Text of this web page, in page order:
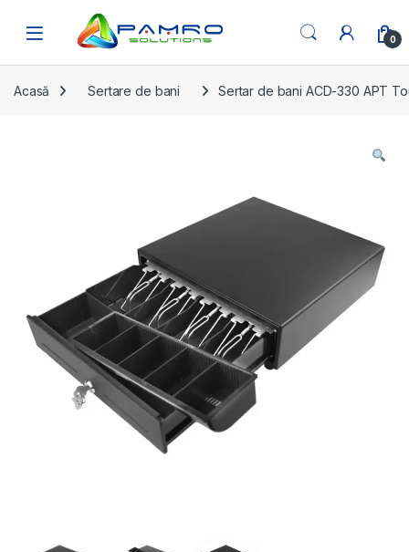
Skip to navigation
Open 0
Acasă Sertare de bani Sertar de bani ACD-330 APT